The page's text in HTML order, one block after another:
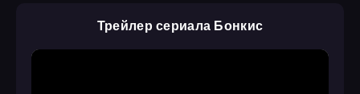
Трейлер сериала Бонкис